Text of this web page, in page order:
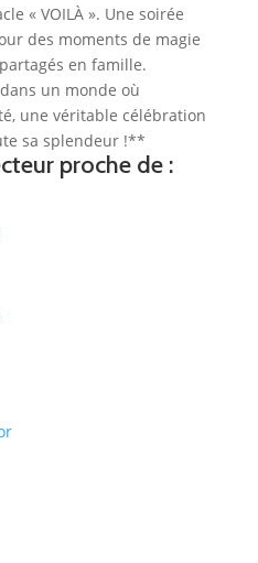
« VOILÀ ». Une soirée
des moments de magie
en famille.
un monde où
une véritable célébration
sa splendeur !**
proche de :